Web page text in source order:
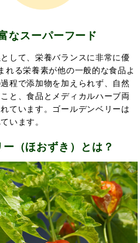
なスーパーフード
して、栄養バランスに非常に優
れる栄養素が他の一般的な食品よ
程で添加物を加えられず、自然
と、食品とメディカルハーブ両
ています。ゴールデンベリーは
います。
（ほおずき）とは？